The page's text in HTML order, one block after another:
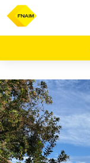
ACHAT
MAISON
NOUVELLE-
AQUITAINE
LANDES
(40)